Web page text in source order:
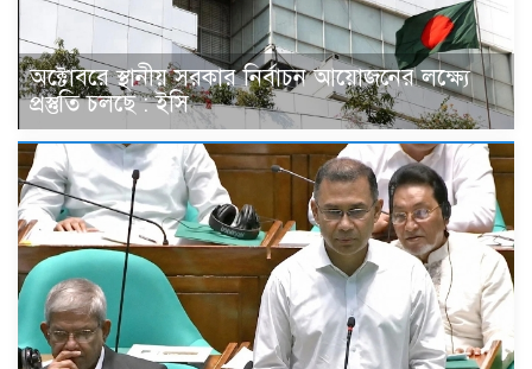
অক্টোবরে স্থানীয় সরকার নির্বাচন আয়োজনের লক্ষ্যে
প্রস্তুতি চলছে : ইসি